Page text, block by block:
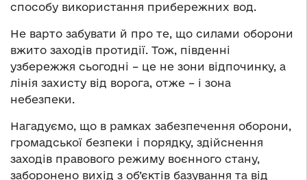
способу використання прибережних вод.
Не варто забувати й про те, що силами оборони
вжито заходів протидії. Тож, південні
узбережжя сьогодні – це не зони відпочинку, а
лінія захисту від ворога, отже – і зона
небезпеки.
Нагадуємо, що в рамках забезпечення оборони,
громадської безпеки і порядку, здійснення
заходів правового режиму воєнного стану,
заборонено вихід з об’єктів базування та від